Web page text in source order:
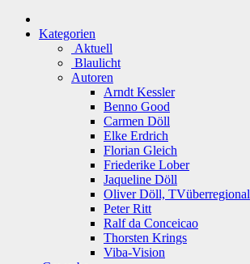
Kategorien
Aktuell
Blaulicht
Autoren
Arndt Kessler
Benno Good
Carmen Döll
Elke Erdrich
Florian Gleich
Friederike Lober
Jaqueline Döll
Oliver Döll, TVüberregional
Peter Ritt
Ralf da Conceicao
Thorsten Krings
Viba-Vision